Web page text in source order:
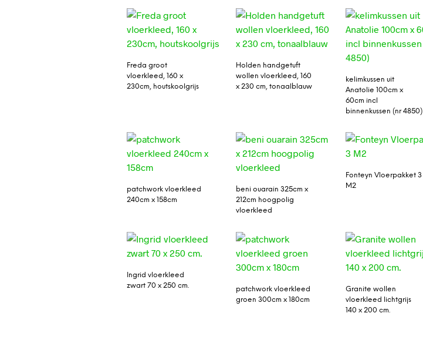
Freda groot
vloerkleed, 160 x
230cm, houtskoolgrijs
Holden handgetuft
wollen vloerkleed, 160
x 230 cm, tonaalblauw
kelimkussen uit
Anatolie 100cm x
60cm incl
binnenkussen (nr 4850)
patchwork vloerkleed
240cm x 158cm
beni ouarain 325cm x
212cm hoogpolig
vloerkleed
Fonteyn Vloerpakket 3
M2
Ingrid vloerkleed
zwart 70 x 250 cm.
patchwork vloerkleed
groen 300cm x 180cm
Granite wollen
vloerkleed lichtgrijs
140 x 200 cm.